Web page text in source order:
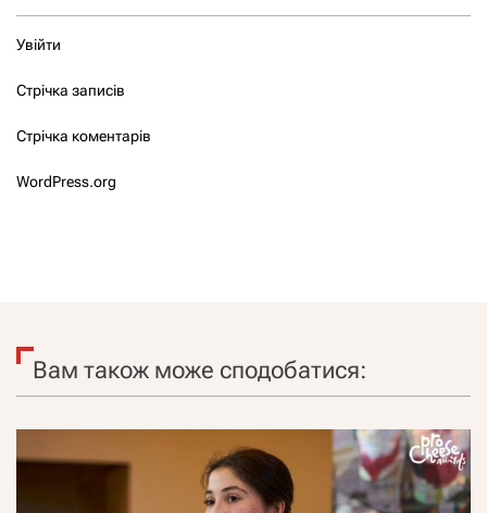
Увійти
Стрічка записів
Стрічка коментарів
WordPress.org
Вам також може сподобатися: